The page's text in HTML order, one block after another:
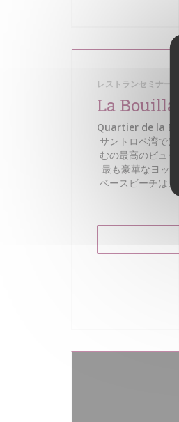
レストランセミナー
La
Quartier de la
サントロペ湾で
むの最高のビュ
最も豪華なヨッ
ベースビーチは